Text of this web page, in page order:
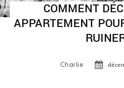
COMMENT
APPARTEMENT
Charlie